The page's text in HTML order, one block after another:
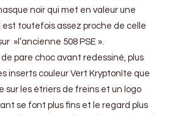
noir qui met en valeur une
toutefois assez proche de celle
»l’ancienne 508 PSE ».
pare choc avant redessiné, plus
inserts couleur Vert Kryptonîte que
sur les étriers de freins et un logo
se font plus fins et le regard plus